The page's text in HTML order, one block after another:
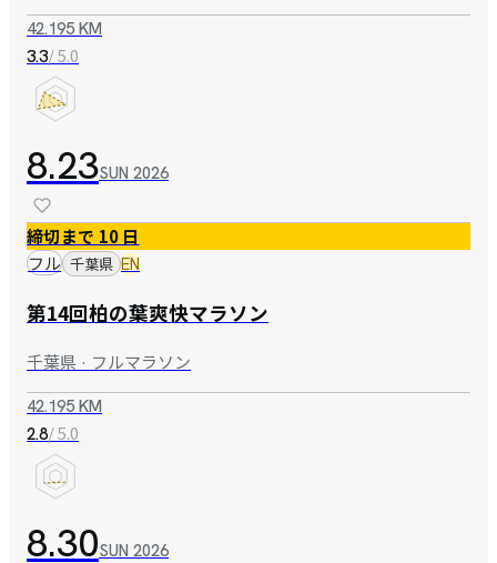
42.195 KM
3.3/ 5.0
8.23SUN 2026
締切まで 10 日
フル 千葉県 EN
第14回柏の葉爽快マラソン
千葉県 · フルマラソン
42.195 KM
2.8/ 5.0
8.30SUN 2026